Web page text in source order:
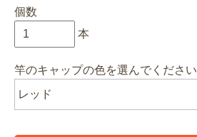
個数
本
竿のキャップの色を選んでください